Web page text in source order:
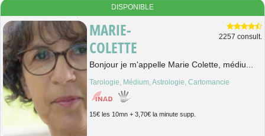
DISPONIBLE
MARIE-
COLETTE
2257 consult.
Bonjour je m'appelle Marie Colette, médiu...
Tarologie, Médium, Astrologie, Cartomancie
15€ les 10mn + 3,70€ la minute supp.